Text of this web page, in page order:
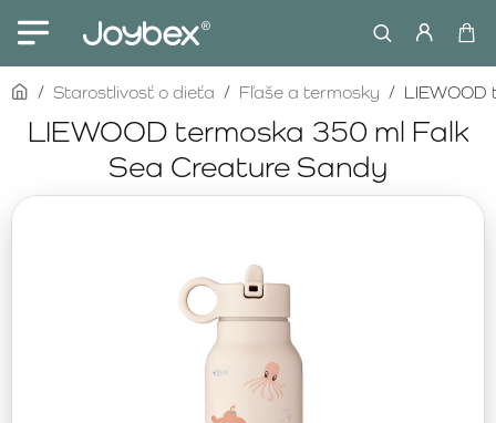
LIEWOOD termoska 350 ml Falk
Sea Creature Sandy
homeStarostlivosť o dieťa Fľaše a termosky LIEWOOD